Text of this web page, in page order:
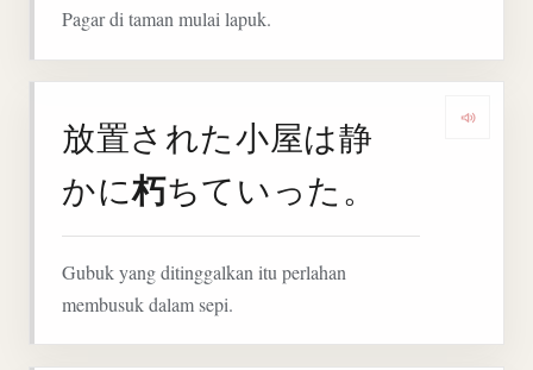
Pagar di taman mulai lapuk.
放置された小屋は静
かに朽ちていった。
Gubuk yang ditinggalkan itu perlahan
membusuk dalam sepi.